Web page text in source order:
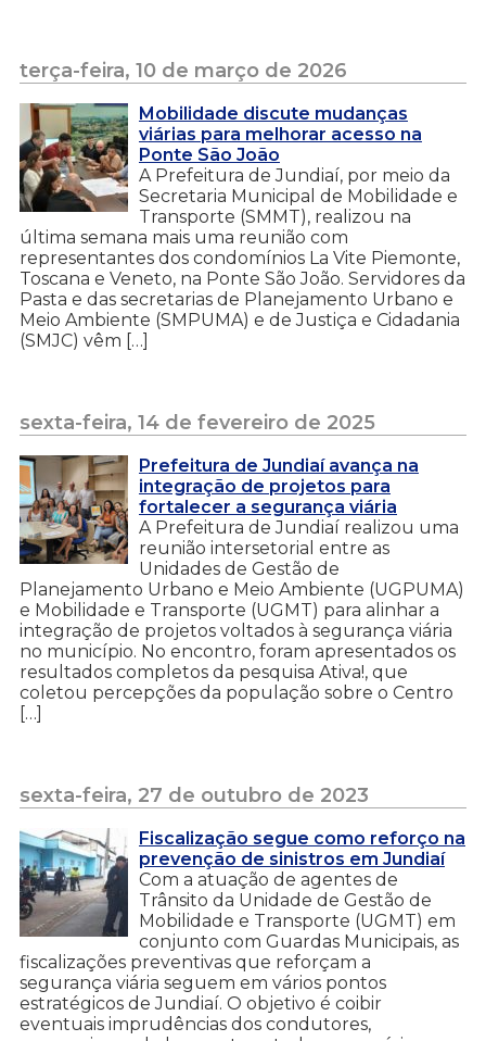
terça-feira, 10 de março de 2026
Mobilidade discute mudanças
viárias para melhorar acesso na
Ponte São João
A Prefeitura de Jundiaí, por meio da
Secretaria Municipal de Mobilidade e
Transporte (SMMT), realizou na
última semana mais uma reunião com
representantes dos condomínios La Vite Piemonte,
Toscana e Veneto, na Ponte São João. Servidores da
Pasta e das secretarias de Planejamento Urbano e
Meio Ambiente (SMPUMA) e de Justiça e Cidadania
(SMJC) vêm […]
sexta-feira, 14 de fevereiro de 2025
Prefeitura de Jundiaí avança na
integração de projetos para
fortalecer a segurança viária
A Prefeitura de Jundiaí realizou uma
reunião intersetorial entre as
Unidades de Gestão de
Planejamento Urbano e Meio Ambiente (UGPUMA)
e Mobilidade e Transporte (UGMT) para alinhar a
integração de projetos voltados à segurança viária
no município. No encontro, foram apresentados os
resultados completos da pesquisa Ativa!, que
coletou percepções da população sobre o Centro
[…]
sexta-feira, 27 de outubro de 2023
Fiscalização segue como reforço na
prevenção de sinistros em Jundiaí
Com a atuação de agentes de
Trânsito da Unidade de Gestão de
Mobilidade e Transporte (UGMT) em
conjunto com Guardas Municipais, as
fiscalizações preventivas que reforçam a
segurança viária seguem em vários pontos
estratégicos de Jundiaí. O objetivo é coibir
eventuais imprudências dos condutores,